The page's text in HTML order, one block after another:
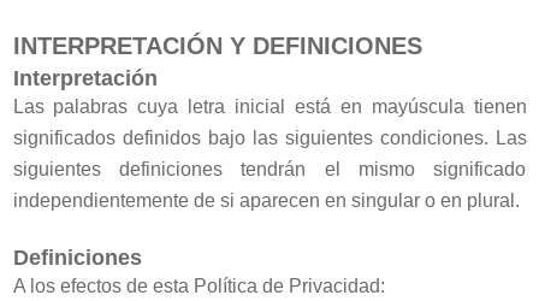
INTERPRETACIÓN Y DEFINICIONES
Interpretación
Las palabras cuya letra inicial está en mayúscula tienen
significados definidos bajo las siguientes condiciones. Las
siguientes definiciones tendrán el mismo significado
independientemente de si aparecen en singular o en plural.
Definiciones
A los efectos de esta Política de Privacidad: